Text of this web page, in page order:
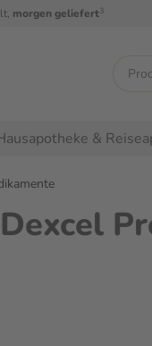
morgen geliefert3
&